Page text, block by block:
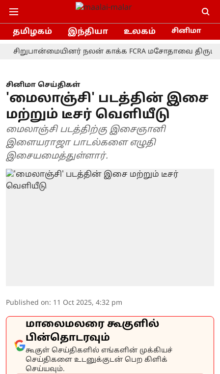
தமிழகம் இந்தியா உலகம் சினிமா
நலன் காக்க FCRA மசோதாவை திரும்பப்
சினிமா செய்திகள்
'மைலாஞ்சி' படத்தின் இசை
மற்றும் டீசர் வெளியீடு
மைலாஞ்சி படத்திற்கு இசைஞானி
இளையராஜா பாடல்களை எழுதி
இசையமைத்துள்ளார்.
Published on: 11 Oct 2025, 4:32 pm
மாலைமலரை கூகுளில்
பின்தொடரவும்
கூகுள் செய்திகளில் எங்களின் முக்கியச்
செய்திகளை உடனுக்குடன் பெற கிளிக்
செய்யவும்.